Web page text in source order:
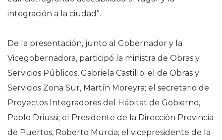
integración a la ciudad”.
De la presentación, junto al Gobernador y la
Vicegobernadora, participó la ministra de Obras y
Servicios Públicos, Gabriela Castillo; el de Obras y
Servicios Zona Sur, Martín Moreyra; el secretario de
Proyectos Integradores del Hábitat de Gobierno,
Pablo Driussi; el Presidente de la Dirección Provincia
de Puertos, Roberto Murcia; el vicepresidente de la